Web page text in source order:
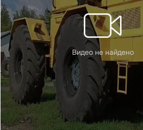
Видео не найдено